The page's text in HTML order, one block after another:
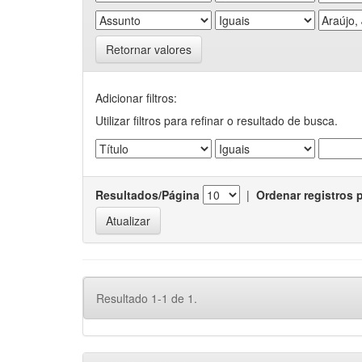
Retornar valores
Adicionar filtros:
Utilizar filtros para refinar o resultado de busca.
Resultados/Página | Ordenar registros
Resultado 1-1 de 1.